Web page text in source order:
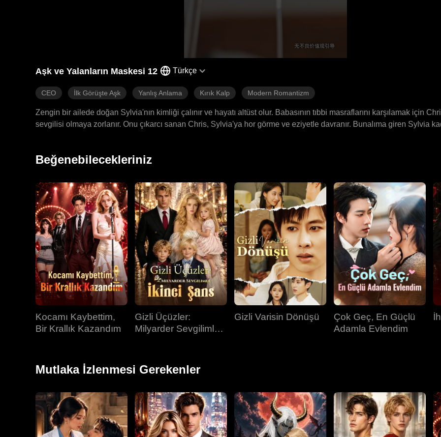
Aşk ve Yalanların Maskesi 12 Türkçe
CEO İlk Görüşte Aşk Yanlış Anlama Kırık Kalp Modern Romantizm
Zengin bir ailede doğan Sylvia'nın kimliği çalınır ve hayatı altüst olur. Babasının tıbbi masraflarını karşılamak için
sevgilisi olmaya zorlanır. Onu çıkarcı sanan Chris, Sylvia'ya hor görme ve eziyetle davranır. Bunalıma giren Sylvia
değişimiyle erimeye başlasa da, ikilinin hâlâ statü ve geçmiş yanlış anlaşılmaların devasa engellerini aşması gerekir.
Beğenebilecekleriniz
Kocamı Kaybettim,
Bir Krallık Kazandım
Gizli Üçüzler:
Milyarder Sevgilimle
Gizli Varisin Dönüşü
Çok Geç, En Güçlü
Adamla Evlendim
Mutlaka İzlenmesi Gerekenler